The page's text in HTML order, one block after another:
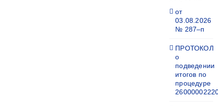
от
03.08.2026
№ 287–п
ПРОТОКОЛ
о
подведении
итогов по
процедуре